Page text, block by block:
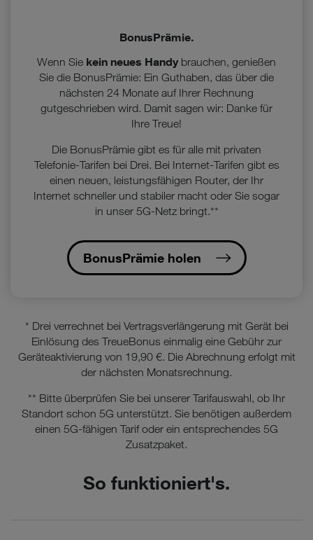
BonusPrämie.
Wenn Sie kein neues Handybrauchen, genießen
Sie die BonusPrämie: Ein Guthaben, das über die
nächsten 24 Monate auf Ihrer Rechnung
gutgeschrieben wird. Damit sagen wir: Danke für
Ihre Treue!
Die BonusPrämie gibt es für alle mit privaten
Telefonie-Tarifen bei Drei. Bei Internet-Tarifen gibt es
einen neuen, leistungsfähigen Router, der Ihr
Internet schneller und stabiler macht oder Sie sogar
in unser 5G-Netz bringt.**
BonusPrämie holen
* Drei verrechnet bei Vertragsverlängerung mit Gerät bei
Einlösung des TreueBonus einmalig eine Gebühr zur
Geräteaktivierung von 19,90 €. Die Abrechnung erfolgt mit
der nächsten Monatsrechnung.
** Bitte überprüfen Sie bei unserer Tarifauswahl, ob Ihr
Standort schon 5G unterstützt. Sie benötigen außerdem
einen 5G-fähigen Tarif oder ein entsprechendes 5G
Zusatzpaket.
So funktioniert's.